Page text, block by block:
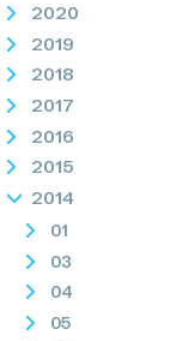
2020
2019
2018
2017
2016
2015
2014
01
03
04
05